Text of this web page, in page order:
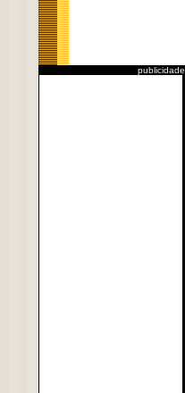
publicidade